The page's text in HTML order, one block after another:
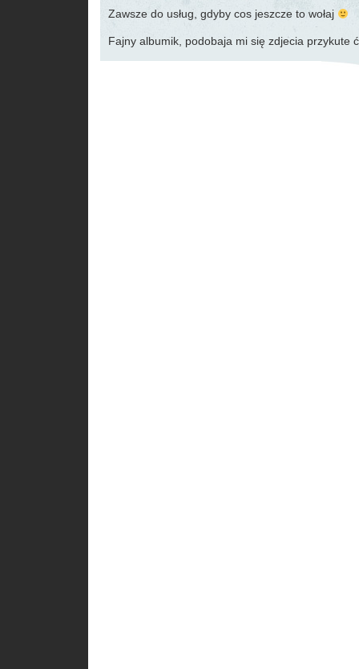
Zawsze do usług, gdyby cos jeszcze to wołaj
Fajny albumik, podobaja mi się zdjecia przykute